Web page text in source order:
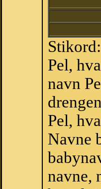
Pel,
navn
Pel,
Navne
navne,